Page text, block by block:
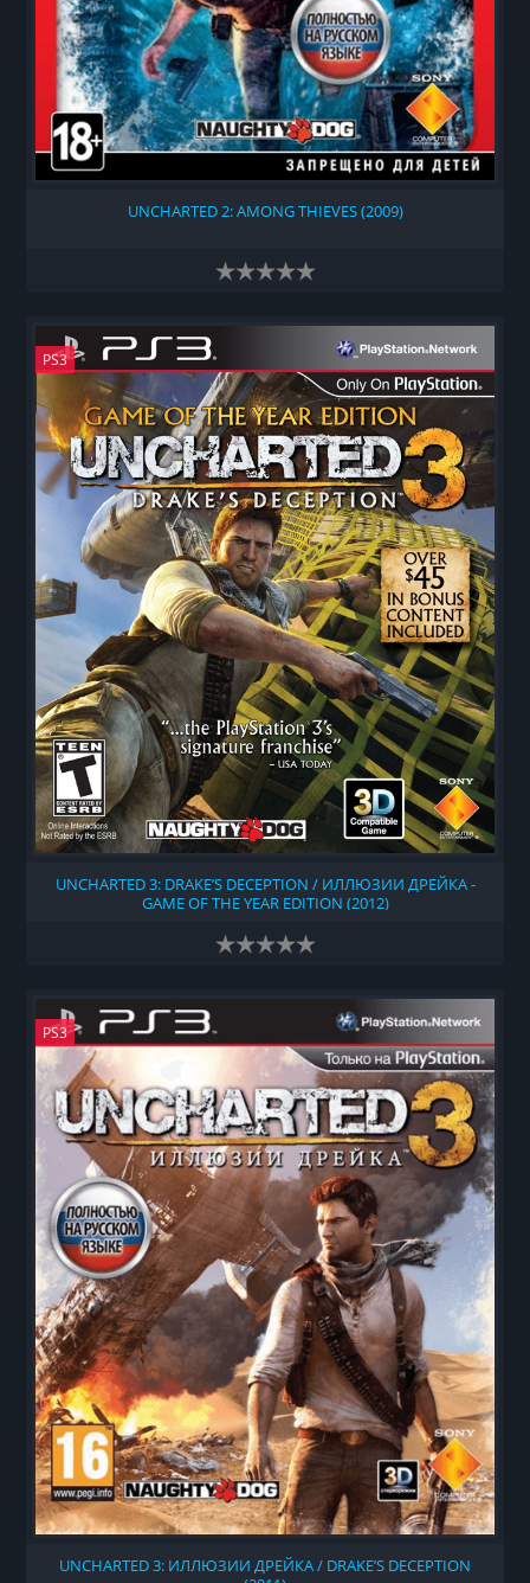
UNCHARTED 2: AMONG THIEVES (2009)
PS3
UNCHARTED 3: DRAKE’S DECEPTION / ИЛЛЮЗИИ ДРЕЙКА -
GAME OF THE YEAR EDITION (2012)
PS3
UNCHARTED 3: ИЛЛЮЗИИ ДРЕЙКА / DRAKE’S DECEPTION